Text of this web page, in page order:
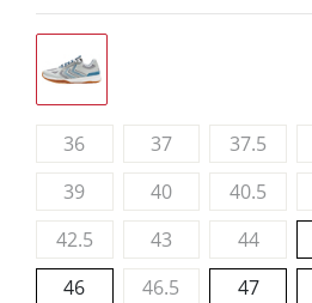
36 37 37.5
39
40 40.5
42.5
43 44
46
46.5 47